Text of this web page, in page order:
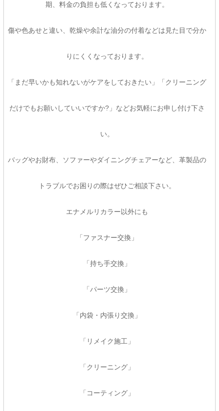
期、料金の負担も低くなっております。
傷や色あせと違い、乾燥や余計な油分の付着などは見た目で分か
りにくくなっております。
「まだ早いかも知れないがケアをしておきたい」「クリーニング
だけでもお願いしていいですか?」などお気軽にお申し付け下さ
い。
バッグやお財布、ソファーやダイニングチェアーなど、革製品の
トラブルでお困りの際はぜひご相談下さい。
エナメルリカラー以外にも
「ファスナー交換」
「持ち手交換」
「パーツ交換」
「内袋・内張り交換」
「リメイク施工」
「クリーニング」
「コーティング」